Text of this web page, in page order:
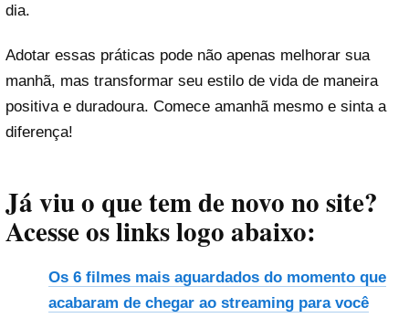
dia.
Adotar essas práticas pode não apenas melhorar sua
manhã, mas transformar seu estilo de vida de maneira
positiva e duradoura. Comece amanhã mesmo e sinta a
diferença!
Já viu o que tem de novo no site?
Acesse os links logo abaixo:
Os 6 filmes mais aguardados do momento que
acabaram de chegar ao streaming para você